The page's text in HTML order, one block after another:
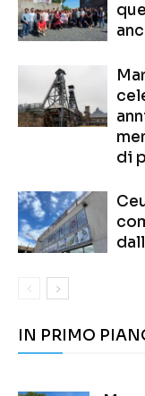
di
IN PRIMO